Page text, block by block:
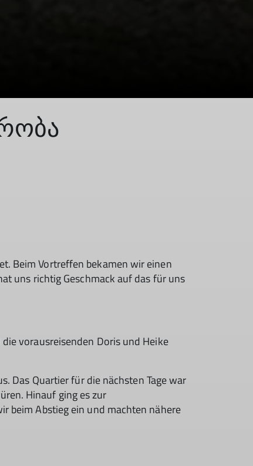
Beim Vortreffen bekamen wir einen
uns richtig Geschmack auf das für uns
vorausreisenden Doris und Heike
Das Quartier für die nächsten Tage war
Hinauf ging es zur
beim Abstieg ein und machten nähere